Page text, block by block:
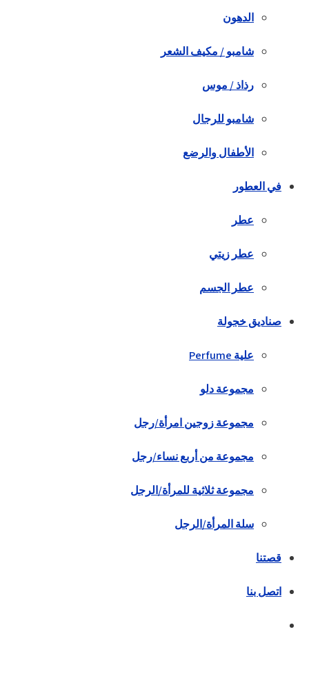
الدهون
شامبو / مكيف الشعر
رذاذ / موس
شامبو للرجال
الأطفال والرضع
في العطور
عطر
عطر زيتي
عطر الجسم
صناديق خجولة
علية Perfume
مجموعة دلو
مجموعة زوجين امرأة/رجل
مجموعة من أربع نساء/رجل
مجموعة ثلاثية للمرأة/الرجل
سلة المرأة/الرجل
قصتنا
اتصل بنا